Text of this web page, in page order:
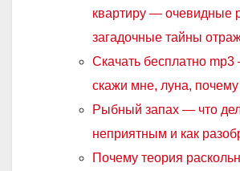
квартиру — очевидные
загадочные тайны
Скачать бесплатно
скажи мне, луна,
Рыбный запах — что
неприятным и как
Почему теория